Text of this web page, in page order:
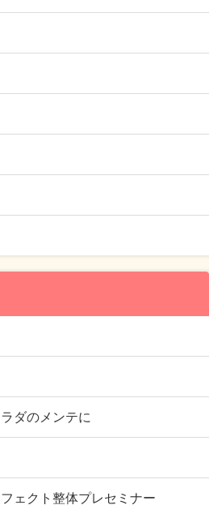
ダのメンテに
ェクト整体プレセミナー